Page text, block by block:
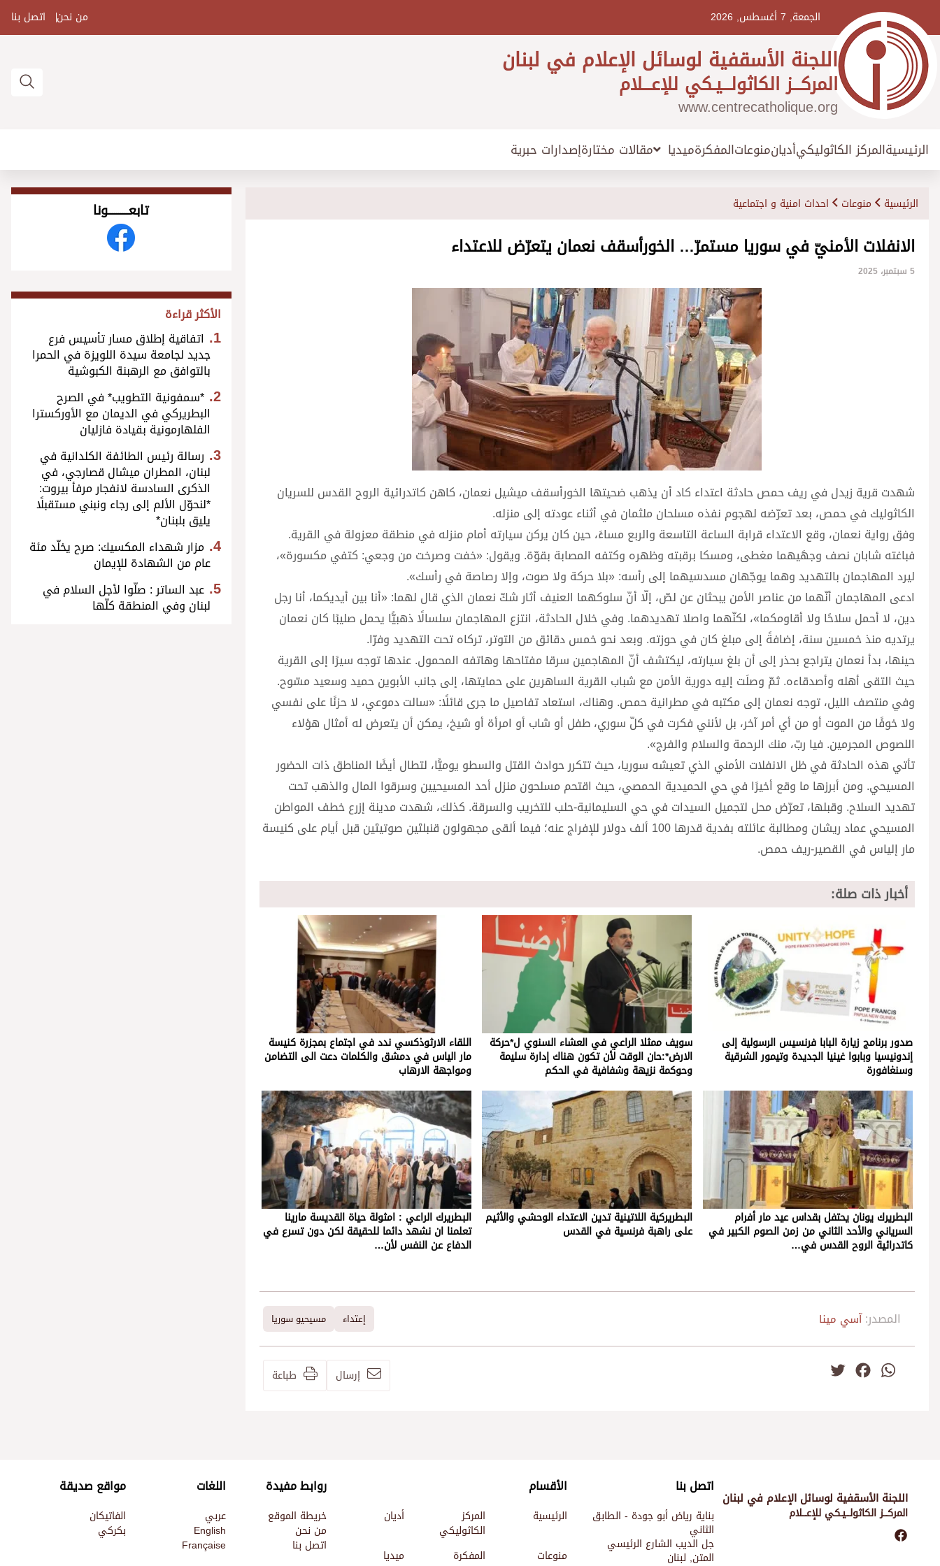
الجمعة, 7 أغسطس, 2026 من نحن اتصل بنا
اللجنة الأسقفية لوسائل الإعلام في لبنان
المركـــز الكاثولـــيـكي للإعـــلام
www.centrecatholique.org
الرئيسيةالمركز الكاثوليكيأديانمنوعاتالمفكرةميديا مقالات مختارةإصدارات حبرية
الرئيسية منوعات احداث امنية و اجتماعية
الانفلات الأمنيّ في سوريا مستمرّ… الخورأسقف نعمان يتعرّض للاعتداء
5 سبتمبر، 2025
شهدت قرية زيدل في ريف حمص حادثة اعتداء كاد أن يذهب ضحيتها الخورأسقف ميشيل نعمان، كاهن كاتدرائية الروح القدس للسريان
الكاثوليك في حمص، بعد تعرّضه لهجوم نفذه مسلحان ملثمان في أثناء عودته إلى منزله.
وفق رواية نعمان، وقع الاعتداء قرابة الساعة التاسعة والربع مساءً، حين كان يركن سيارته أمام منزله في منطقة معزولة في القرية.
فباغته شابان نصف وجهَيهما مغطى، ومسكا برقبته وظهره وكتفه المصابة بقوّة. ويقول: «خفت وصرخت من وجعي: كتفي مكسورة»،
ليرد المهاجمان بالتهديد وهما يوجّهان مسدسَيهما إلى رأسه: «بلا حركة ولا صوت، وإلا رصاصة في رأسك».
ادعى المهاجمان أنّهما من عناصر الأمن يبحثان عن لصّ، إلّا أنّ سلوكهما العنيف أثار شكّ نعمان الذي قال لهما: «أنا بين أيديكما، أنا رجل
دين، لا أحمل سلاحًا ولا أقاومكما»، لكنّهما واصلا تهديدهما. وفي خلال الحادثة، انتزع المهاجمان سلسالًا ذهبيًّا يحمل صليبًا كان نعمان
يرتديه منذ خمسين سنة، إضافةً إلى مبلغ كان في حوزته. وبعد نحو خمس دقائق من التوتر، تركاه تحت التهديد وفرّا.
حينها، بدأ نعمان يتراجع بحذر إلى أن بلغ سيارته، ليكتشف أنّ المهاجمين سرقا مفتاحها وهاتفه المحمول. عندها توجه سيرًا إلى القرية
حيث التقى أهله وأصدقاءه. ثمّ وصلَت إليه دورية الأمن مع شباب القرية الساهرين على حمايتها، إلى جانب الأبوين حميد وسعيد مسّوح.
وفي منتصف الليل، توجه نعمان إلى مكتبه في مطرانية حمص. وهناك، استعاد تفاصيل ما جرى قائلًا: «سالت دموعي، لا حزنًا على نفسي
ولا خوفًا من الموت أو من أي أمر آخر، بل لأنني فكرت في كلّ سوري، طفل أو شاب أو امرأة أو شيخ، يمكن أن يتعرض له أمثال هؤلاء
اللصوص المجرمين. فيا ربّ، منك الرحمة والسلام والفرج».
تأتي هذه الحادثة في ظل الانفلات الأمني الذي تعيشه سوريا، حيث تتكرر حوادث القتل والسطو يوميًّا، لتطال أيضًا المناطق ذات الحضور
المسيحي. ومن أبرزها ما وقع أخيرًا في حي الحميدية الحمصي، حيث اقتحم مسلحون منزل أحد المسيحيين وسرقوا المال والذهب تحت
تهديد السلاح. وقبلها، تعرّض محل لتجميل السيدات في حي السليمانية-حلب للتخريب والسرقة. كذلك، شهدت مدينة إزرع خطف المواطن
المسيحي عماد ريشان ومطالبة عائلته بفدية قدرها 100 ألف دولار للإفراج عنه؛ فيما ألقى مجهولون قنبلتَين صوتيتَين قبل أيام على كنيسة
مار إلياس في القصير-ريف حمص.
أخبار ذات صلة:
صدور برنامج زيارة البابا فرنسيس الرسولية إلى
إندونيسيا وبابوا غينيا الجديدة وتيمور الشرقية
وسنغافورة
البطريرك يونان يحتفل بقداس عيد مار أفرام
السرياني والأحد الثاني من زمن الصوم الكبير في
كاتدرائية الروح القدس في…
سويف ممثلا الراعي في العشاء السنوي ل*حركة
الارض*:حان الوقت لأن تكون هناك إدارة سليمة
وحوكمة نزيهة وشفافية في الحكم
البطريركية اللاتينية تدين الاعتداء الوحشي والأثيم
على راهبة فرنسية في القدس
اللقاء الارثوذكسي ندد في اجتماع بمجزرة كنيسة
مار الياس في دمشق والكلمات دعت الى التضامن
ومواجهة الارهاب
البطريرك الراعي : امثولة حياة القديسة مارينا
تعلمنا ان نشهد دائما للحقيقة لكن دون تسرع في
الدفاع عن النفس لأن…
المصدر:آسي مينا إعتداء مسيحيو سوريا
WhatsApp
Facebook إرسال طباعة
تابعــــــــــونا
الأكثر قراءة
اتفاقية إطلاق مسار تأسيس فرع
جديد لجامعة سيدة اللويزة في الحمرا
بالتوافق مع الرهبنة الكبوشية
*سمفونية التطويب* في الصرح
البطريركي في الديمان مع الأوركسترا
الفلهارمونية بقيادة فازليان
رسالة رئيس الطائفة الكلدانية في
لبنان، المطران ميشال قصارجي، في
الذكرى السادسة لانفجار مرفأ بيروت:
*لنحوّل الألم إلى رجاء ونبني مستقبلًا
يليق بلبنان*
مزار شهداء المكسيك: صرح يخلّد مئة
عام من الشهادة للإيمان
عبد الساتر : صلّوا لأجل السلام في
لبنان وفي المنطقة كلّها
اللجنة الأسقفية لوسائل الإعلام في لبنان
المركـــز الكاثولـــيـكي للإعـــلام
اتصل بنا
بناية رياض أبو جودة - الطابق
الثاني
جل الديب الشارع الرئيسي
المتن, لبنان
الأقسام
الرئيسية المركز
الكاثوليكي
أديان
منوعات المفكرة ميديا
روابط مفيدة
خريطة الموقع
من نحن
اتصل بنا
اللغات
عربي
English
Française
مواقع صديقة
الفاتيكان
بكركي